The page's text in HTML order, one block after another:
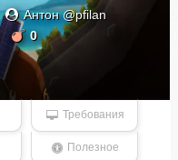
Антон @pfilan
0
Требования
Полезное